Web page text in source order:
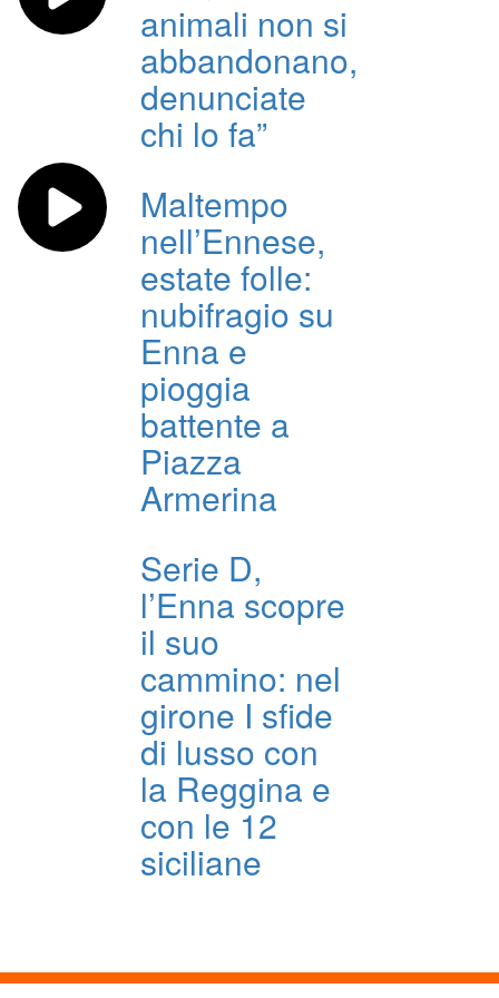
animali non si
abbandonano,
denunciate
chi lo fa”
Maltempo
nell’Ennese,
estate folle:
nubifragio su
Enna e
pioggia
battente a
Piazza
Armerina
Serie D,
l’Enna scopre
il suo
cammino: nel
girone I sfide
di lusso con
la Reggina e
con le 12
siciliane